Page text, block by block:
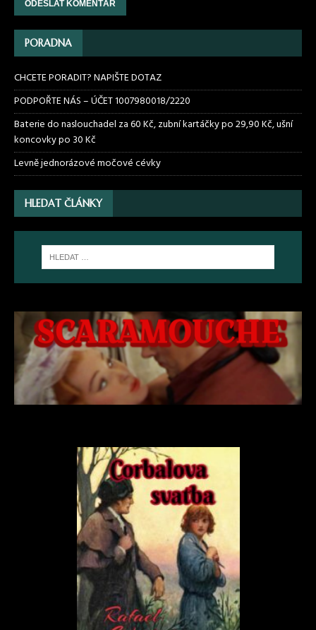
PORADNA
CHCETE PORADIT? NAPIŠTE DOTAZ
PODPOŘTE NÁS – ÚČET 1007980018/2220
Baterie do naslouchadel za 60 Kč, zubní kartáčky po 29,90 Kč, ušní
koncovky po 30 Kč
Levně jednorázové močové cévky
HLEDAT ČLÁNKY